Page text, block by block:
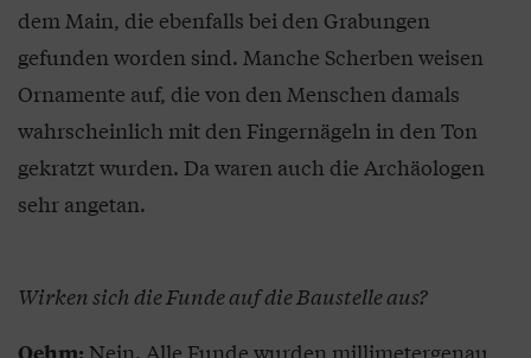
dem Main, die ebenfalls bei den Grabungen
gefunden worden sind. Manche Scherben weisen
Ornamente auf, die von den Menschen damals
wahrscheinlich mit den Fingernägeln in den Ton
gekratzt wurden. Da waren auch die Archäologen
sehr angetan.
Wirken sich die Funde auf die Baustelle aus?
Nein. Alle Funde wurden millimetergenau